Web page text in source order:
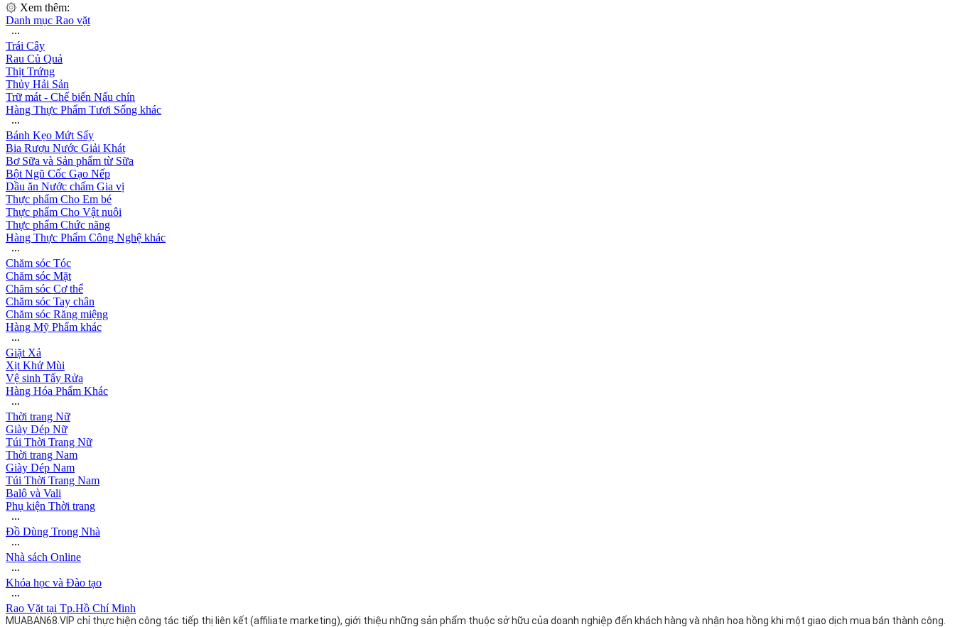
۞ Xem thêm:
Danh mục Rao vặt
∙∙∙
Trái Cây
Rau Củ Quả
Thịt Trứng
Thủy Hải Sản
Trữ mát - Chế biến Nấu chín
Hàng Thực Phẩm Tươi Sống khác
∙∙∙
Bánh Kẹo Mứt Sấy
Bia Rượu Nước Giải Khát
Bơ Sữa và Sản phẩm từ Sữa
Bột Ngũ Cốc Gạo Nếp
Dầu ăn Nước chấm Gia vị
Thực phẩm Cho Em bé
Thực phẩm Cho Vật nuôi
Thực phẩm Chức năng
Hàng Thực Phẩm Công Nghệ khác
∙∙∙
Chăm sóc Tóc
Chăm sóc Mặt
Chăm sóc Cơ thể
Chăm sóc Tay chân
Chăm sóc Răng miệng
Hàng Mỹ Phẩm khác
∙∙∙
Giặt Xả
Xịt Khử Mùi
Vệ sinh Tẩy Rửa
Hàng Hóa Phẩm Khác
∙∙∙
Thời trang Nữ
Giày Dép Nữ
Túi Thời Trang Nữ
Thời trang Nam
Giày Dép Nam
Túi Thời Trang Nam
Balô và Vali
Phụ kiện Thời trang
∙∙∙
Đồ Dùng Trong Nhà
∙∙∙
Nhà sách Online
∙∙∙
Khóa học và Đào tạo
∙∙∙
Rao Vặt tại Tp.Hồ Chí Minh
MUABAN68.VIP chỉ thực hiện công tác tiếp thị liên kết (affiliate marketing), giới thiệu những sản phẩm thuộc sở hữu của doanh nghiệp đến khách hàng và nhận hoa hồng khi một giao dịch mua bán thành công.